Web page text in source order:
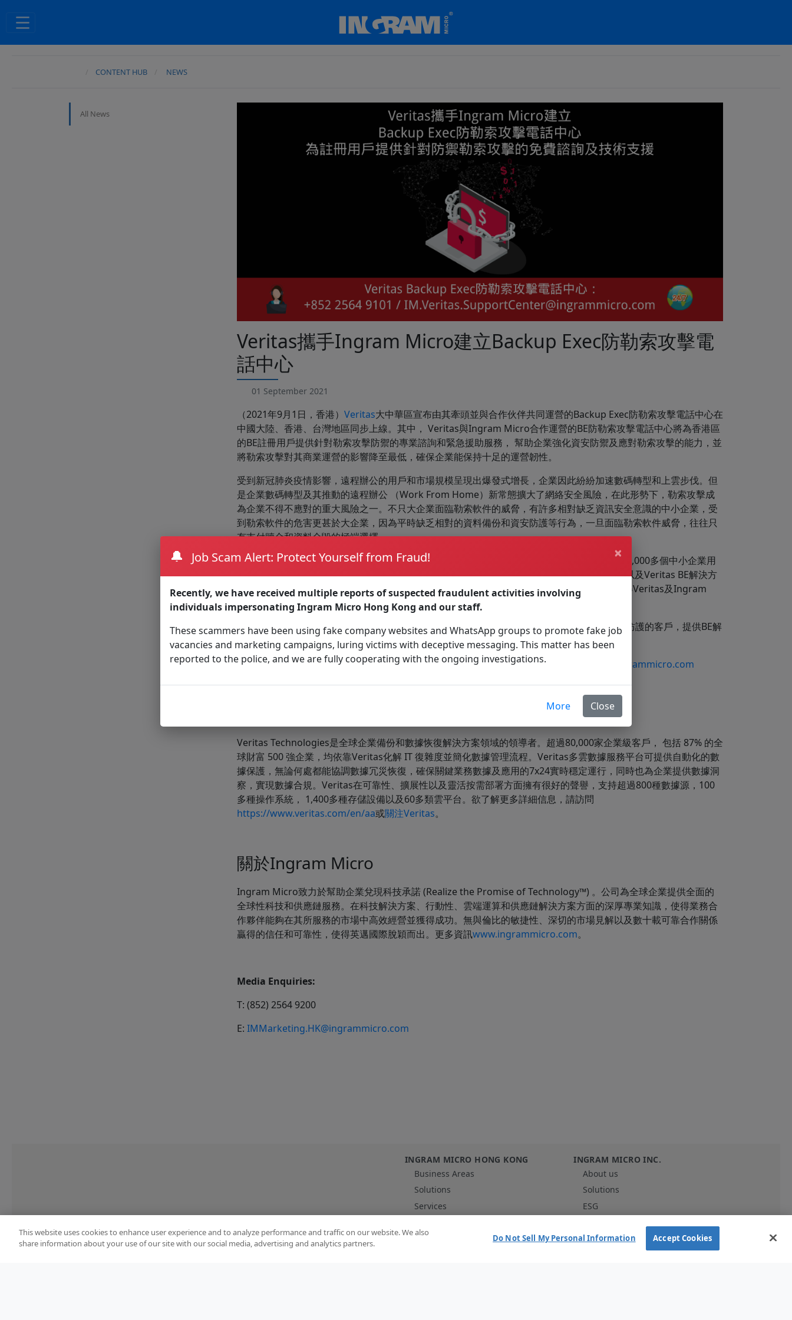
CONTENT HUB NEWS
All News
Veritas攜手Ingram Micro建立Backup Exec防勒索攻擊電
話中心
01 September 2021
（2021年9月1日，香港） Veritas大中華區宣布由其牽頭並與合作伙伴共同運營的Backup Exec防勒索攻擊電話中心在
中國大陸、香港、台灣地區同步上線。其中， Veritas與Ingram Micro合作運營的BE防勒索攻擊電話中心將為香港區
的BE註冊用戶提供針對勒索攻擊防禦的專業諮詢和緊急援助服務， 幫助企業強化資安防禦及應對勒索攻擊的能力，並
將勒索攻擊對其商業運營的影響降至最低，確保企業能保持十足的運營韌性。
受到新冠肺炎疫情影響，遠程辦公的用戶和市場規模呈現出爆發式增長，企業因此紛紛加速數碼轉型和上雲步伐。但
是企業數碼轉型及其推動的遠程辦公 （Work From Home）新常態擴大了網絡安全風險，在此形勢下，勒索攻擊成
為企業不得不應對的重大風險之一。不只大企業面臨勒索軟件的威脅，有許多相對缺乏資訊安全意識的中小企業，受
到勒索軟件的危害更甚於大企業，因為平時缺乏相對的資料備份和資安防護等行為，一旦面臨勒索軟件威脅，往往只
有支付贖金和資料全毀的極端選擇。
為此，Veritas攜手Ingram Micro建立BE防勒索攻擊電話中心，為使用Veritas BE解決方案的50,000多個中小企業用
戶，提供針對勒索攻擊防禦的專業諮詢和7x24小時的緊急援助服務，獲取技術知識、最佳實踐以及Veritas BE解決方
案的具體操作指導，用以建立完備的營商環境以免受到勒索攻擊。已遭受勒索攻擊的用戶可獲得Veritas及Ingram
Micro技術支援，保護備份資料遠離外部攻擊，進而全面保護本地或雲中的資料。
此外， Veritas和Ingram Micro更定期舉行免費培訓及網上研討會，為有興趣了解BE勒索攻擊防護的客戶，提供BE解
決方案免費試用和深度體驗，助其加深對勒索病毒的認知，提升對抗勒索攻擊的業務韌性。
Veritas Backup Exec防勒索攻擊電話中心: +852 2564 9101 /IM.Veritas.SupportCenter@ingrammicro.com
Veritas Technologies是全球企業備份和數據恢復解決方案領域的領導者。超過80,000家企業級客戶， 包括 87% 的全
球財富 500 強企業，均依靠Veritas化解 IT 復雜度並簡化數據管理流程。Veritas多雲數據服務平台可提供自動化的數
據保護，無論何處都能協調數據冗災恢復，確保關鍵業務數據及應用的7x24實時穩定運行，同時也為企業提供數據洞
察，實現數據合規。Veritas在可靠性、擴展性以及靈活按需部署方面擁有很好的聲譽，支持超過800種數據源，100
多種操作系統， 1,400多種存儲設備以及60多類雲平台。欲了解更多詳細信息，請訪問
https://www.veritas.com/en/aa或關注Veritas。
關於Ingram Micro
Ingram Micro致力於幫助企業兌現科技承諾 (Realize the Promise of Technology™) 。公司為全球企業提供全面的
全球性科技和供應鏈服務。在科技解決方案、行動性、雲端運算和供應鏈解決方案方面的深厚專業知識，使得業務合
作夥伴能夠在其所服務的市場中高效經營並獲得成功。無與倫比的敏捷性、深切的市場見解以及數十載可靠合作關係
贏得的信任和可靠性，使得英邁國際脫穎而出。更多資訊www.ingrammicro.com。
Media Enquiries:
T: (852) 2564 9200
E: IMMarketing.HK@ingrammicro.com
INGRAM MICRO HONG KONG
Business Areas
Solutions
Services
Contact Us
INGRAM MICRO INC.
About us
Solutions
ESG
Careers
🔔 Job Scam Alert: Protect Yourself from Fraud! ×
Recently, we have received multiple reports of suspected fraudulent activities involving
individuals impersonating Ingram Micro Hong Kong and our staff.
These scammers have been using fake company websites and WhatsApp groups to promote fake job
vacancies and marketing campaigns, luring victims with deceptive messaging. This matter has been
reported to the police, and we are fully cooperating with the ongoing investigations.
More Close
This website uses cookies to enhance user experience and to analyze performance and traffic on our website. We also
share information about your use of our site with our social media, advertising and analytics partners.
Do Not Sell My Personal Information Accept Cookies